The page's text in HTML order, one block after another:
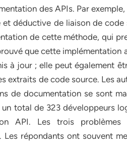
des APIs. Par
déductive de liaison de
de cette méthode, qui
que cette implémentation
à jour ; elle peut également
extraits de code source. Les
de documentation se sont
total de 323 développeurs
API. Les trois problèmes
Les répondants ont souvent